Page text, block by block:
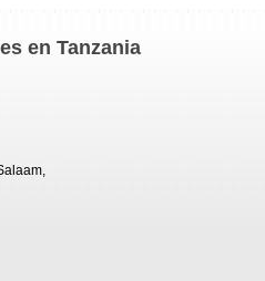
en Tanzania